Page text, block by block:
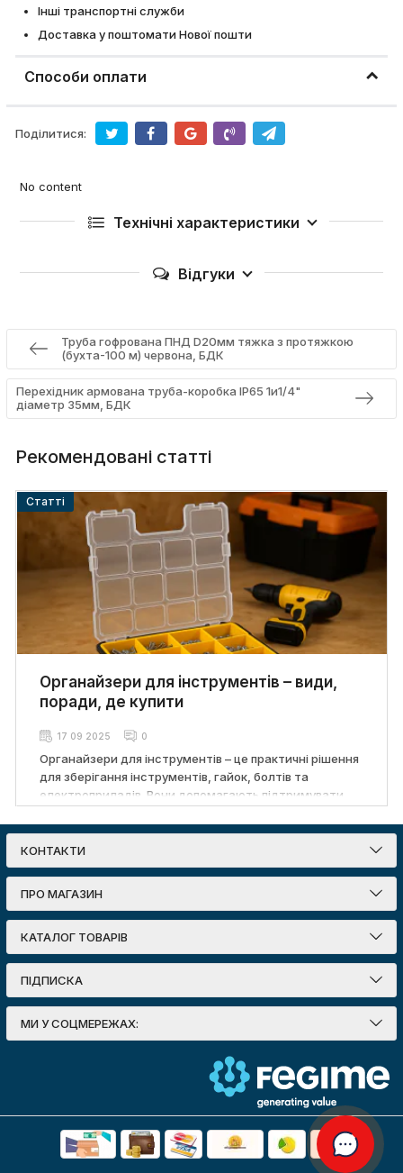
Інші транспортні служби
Доставка у поштомати Нової пошти
Способи оплати
Поділитися:
No content
Технічні характеристики
Відгуки
Труба гофрована ПНД D20мм тяжка з протяжкою
(бухта-100 м) червона, БДК
Перехідник армована труба-коробка IP65 1и1/4"
діаметр 35мм, БДК
Рекомендовані статті
Cтатті
Органайзери для інструментів – види,
поради, де купити
17 09 2025 0
Органайзери для інструментів – це практичні рішення
для зберігання інструментів, гайок, болтів та
електроприладів. Вони допомагають підтримувати
процеси. Сучасні системи зберігання бувають різних
типів: пластикові органайзери з прозорими ячейками
для дрібних деталей, міцні органайзери для
кріплень. Металеві кейси витримують великі
навантаження та підходять для професійного
використання. Поради з вибору включають оцінку
матеріалу корпусу, кількості відділень, якості замків
та ергономіки. Купити органайзер для інструменту
каталогах, де є гарантія якості та широкий
асортимент. Використання органайзерів підвищує
інструментів та забезпечує комфорт у побуті й на
КОНТАКТИ
ПРО МАГАЗИН
КАТАЛОГ ТОВАРІВ
ПІДПИСКА
МИ У СОЦМЕРЕЖАХ: